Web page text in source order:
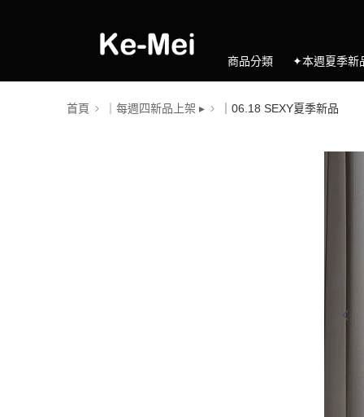
商品分類 ✦本週夏季新
首頁 ｜每週四新品上架 ▸ ｜06.18 SEXY夏季新品